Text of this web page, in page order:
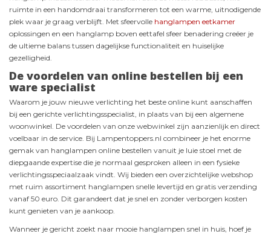
ruimte in een handomdraai transformeren tot een warme, uitnodigende
plek waar je graag verblijft. Met sfeervolle hanglampen eetkamer
oplossingen en een hanglamp boven eettafel sfeer benadering creëer je
de ultieme balans tussen dagelijkse functionaliteit en huiselijke
gezelligheid.
De voordelen van online bestellen bij een
ware specialist
Waarom je jouw nieuwe verlichting het beste online kunt aanschaffen
bij een gerichte verlichtingsspecialist, in plaats van bij een algemene
woonwinkel. De voordelen van onze webwinkel zijn aanzienlijk en direct
voelbaar in de service. Bij Lampentoppers.nl combineer je het enorme
gemak van hanglampen online bestellen vanuit je luie stoel met de
diepgaande expertise die je normaal gesproken alleen in een fysieke
verlichtingsspeciaalzaak vindt. Wij bieden een overzichtelijke webshop
met ruim assortiment hanglampen snelle levertijd en gratis verzending
vanaf 50 euro. Dit garandeert dat je snel en zonder verborgen kosten
kunt genieten van je aankoop.
Wanneer je gericht zoekt naar mooie hanglampen snel in huis, hoef je